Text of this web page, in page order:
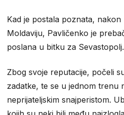
Kad je postala poznata, nakon
Moldaviju, Pavličenko je
poslana u bitku za Sevastopolj.
Zbog svoje reputacije, počeli
zadatke, te se u jednom trenu
neprijateljskim snajperistom.